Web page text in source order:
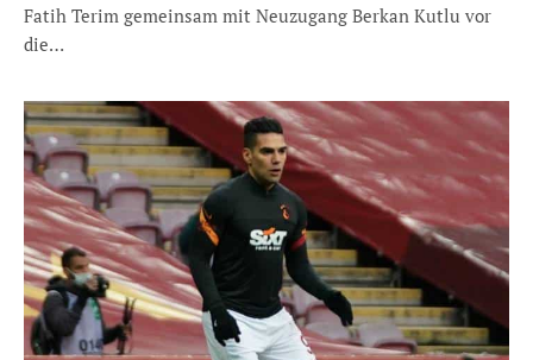
Fatih Terim gemeinsam mit Neuzugang Berkan Kutlu vor
die…